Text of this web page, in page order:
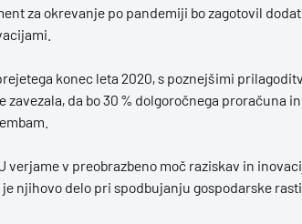
za okrevanje po pandemiji bo zagotovil
konec leta 2020, s poznejšimi
da bo 30 % dolgoročnega proračuna in
verjame v preobrazbeno moč raziskav in
njihovo delo pri spodbujanju gospodarske